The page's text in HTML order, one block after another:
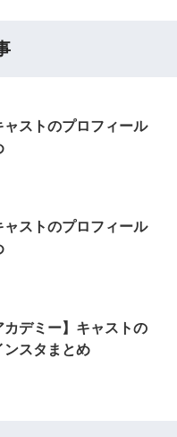
ャストのプロフィール
ャストのプロフィール
カデミー】キャストの
ンスタまとめ